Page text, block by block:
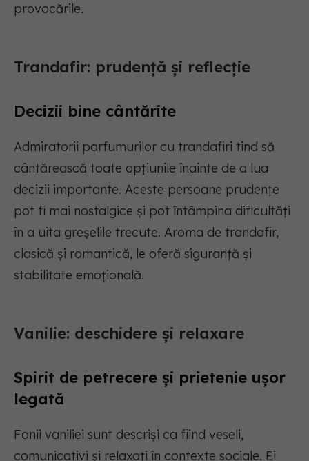
provocările.
Trandafir: prudență și reflecție
Decizii bine cântărite
Admiratorii parfumurilor cu trandafiri tind să
cântărească toate opțiunile înainte de a lua
decizii importante. Aceste persoane prudențe
pot fi mai nostalgice și pot întâmpina dificultăți
în a uita greșelile trecute. Aroma de trandafir,
clasică și romantică, le oferă siguranță și
stabilitate emoțională.
Vanilie: deschidere și relaxare
Spirit de petrecere și prietenie ușor
legată
Fanii vaniliei sunt descriși ca fiind veseli,
comunicativi și relaxați în contexte sociale. Ei